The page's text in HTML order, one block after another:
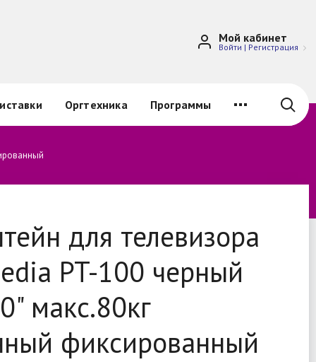
Мой кабинет
Войти | Регистрация
Оргтехника Программы
для телевизора
PT-100 черный
макс.80кг
фиксированный